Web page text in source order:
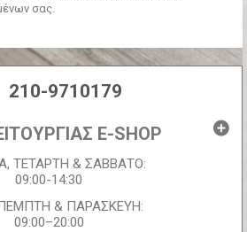
σας.
210-9710179
E-SHOP
ΤΕΤΑΡΤΗ & ΣΑΒΒΑΤΟ:
09:00-14:30
& ΠΑΡΑΣΚΕΥΗ:
09:00–20:00